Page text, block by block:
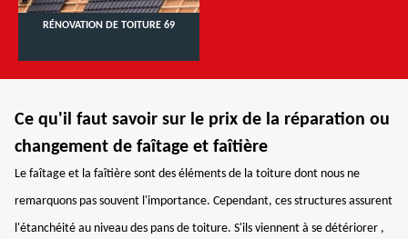
RÉNOVATION DE TOITURE 69
Ce qu'il faut savoir sur le prix de la réparation ou
changement de faîtage et faîtière
Le faîtage et la faîtière sont des éléments de la toiture dont nous ne
remarquons pas souvent l'importance. Cependant, ces structures assurent
l'étanchéité au niveau des pans de toiture. S'ils viennent à se détériorer ,